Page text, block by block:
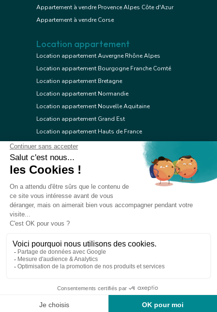
© 2026 Réseau immobilier l'Adresse
Appartement à vendre Provence Alpes Côte d'Azur
Appartement à vendre Corse
Location appartement
Location appartement Auvergne Rhône Alpes
Location appartement Bourgogne Franche Comté
Location appartement Bretagne
Location appartement Normandie
Location appartement Nouvelle Aquitaine
Location appartement Grand Est
Location appartement Hauts de France
Location appartement Ile de France
Location appartement Centre Val de Loire
Location appartement Occitanie
Location appartement Provence Alpes Côte d'Azur
Location appartement Corse
Webdesign by Tod.